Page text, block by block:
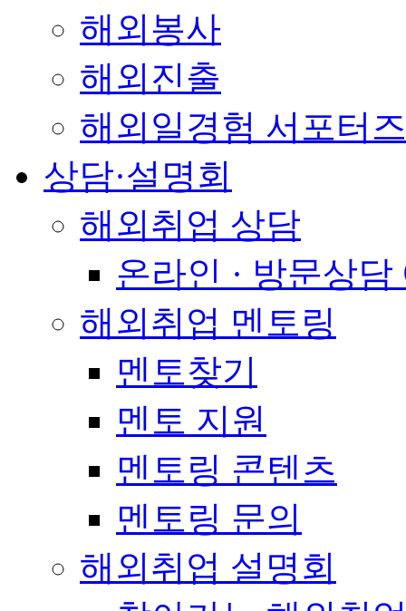
해외봉사
해외진출
해외일경험 서포터
상담·설명회
해외취업 상담
온라인 · 방문상담
해외취업 멘토링
멘토찾기
멘토 지원
멘토링 콘텐츠
멘토링 문의
해외취업 설명회